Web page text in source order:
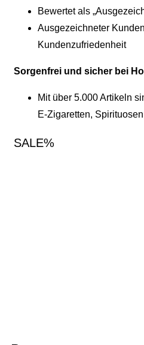
Bewertet als
Ausgezeichneter
Kundenzufriedenheit
Sorgenfrei und sicher bei
Mit über 5.000 Artikeln
E-Zigaretten,
SALE%